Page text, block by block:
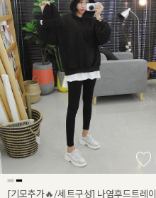
[기모추가🔥/세트구성] 나염후드트레이